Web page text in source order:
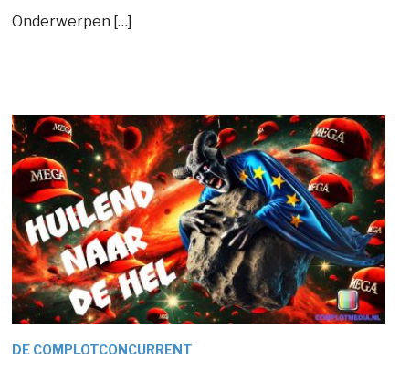
Onderwerpen […]
DE COMPLOTCONCURRENT